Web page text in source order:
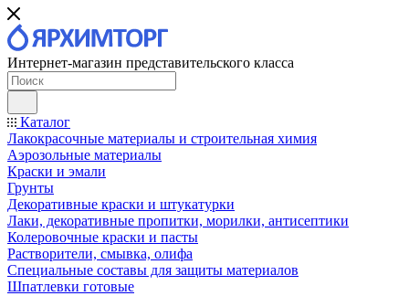
Интернет-магазин представительского класса
Каталог
Лакокрасочные материалы и строительная химия
Аэрозольные материалы
Краски и эмали
Грунты
Декоративные краски и штукатурки
Лаки, декоративные пропитки, морилки, антисептики
Колеровочные краски и пасты
Растворители, смывка, олифа
Специальные составы для защиты материалов
Шпатлевки готовые